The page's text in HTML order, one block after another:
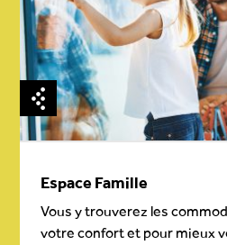
Espace Famille
Vous y trouverez les
votre confort et pour mieux